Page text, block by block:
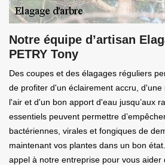
Notre équipe d’artisan
PETRY Tony
Des coupes et des élagages réguliers
de profiter d'un éclairement accru,
l'air et d'un bon apport d'eau jusqu’aux
essentiels peuvent permettre
bactériennes, virales et fongiques de
maintenant vos plantes dans un bon
appel à notre entreprise pour vous aider